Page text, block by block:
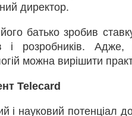
директор.
батько зробив
і розробників.
можна вирішити
Telecard
і науковий потенціал